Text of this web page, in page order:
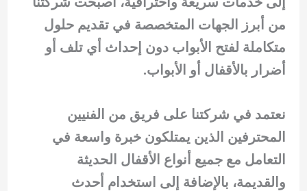
من أبرز الجهات المتخصصة في تقديم حلول
متكاملة لفتح الأبواب دون إحداث أي تلف أو
أضرار بالأقفال أو الأبواب.
نعتمد في شركتنا على فريق من الفنيين
المحترفين الذين يمتلكون خبرة واسعة في
التعامل مع جميع أنواع الأقفال الحديثة
والقديمة، بالإضافة إلى استخدام أحدث